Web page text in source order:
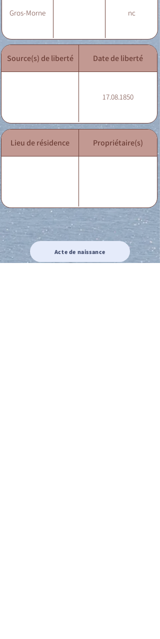
Gros-Morne nc
Source(s) de liberté Date de liberté
17.08.1850
Lieu de résidence Propriétaire(s)
Acte de naissance